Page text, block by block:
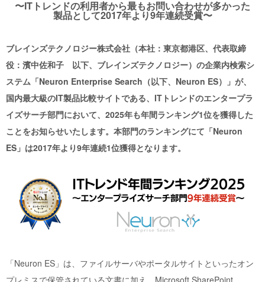
〜ITトレンドの利用者から最もお問い合わせが多かった
製品として2017年より9年連続受賞〜
ブレインズテクノロジー株式会社（本社：東京都港区、代表取締
役：濱中佐和子 以下、ブレインズテクノロジー）の企業内検索シ
ステム「Neuron Enterprise Search（以下、Neuron ES）」が、
国内最大級のIT製品比較サイトである、ITトレンドのエンタープラ
イズサーチ部門において、2025年も年間ランキング1位を獲得した
ことをお知らせいたします。本部門のランキングにて「Neuron
ES」は2017年より9年連続1位獲得となります。
「Neuron ES 」は、ファイルサーバやポータルサイトといったオン